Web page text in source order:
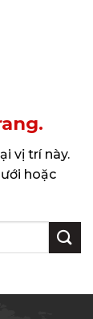
vị trí này.
hoặc